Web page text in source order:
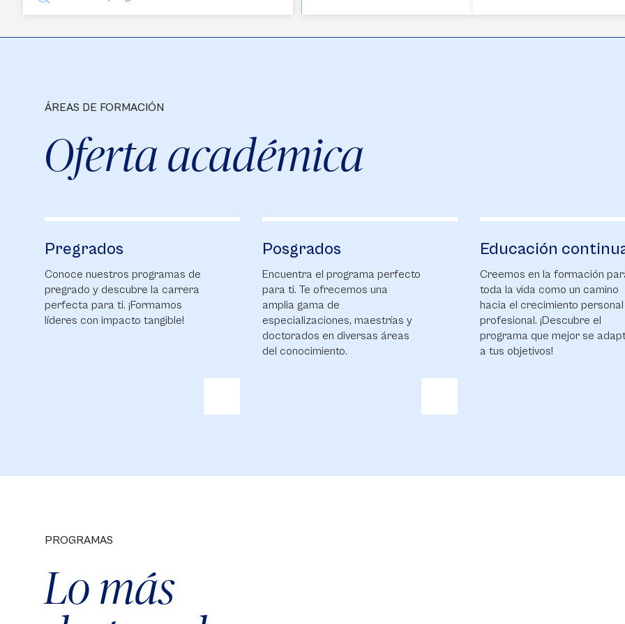
ÁREAS DE FORMACIÓN
Oferta académica
Pregrados
Conoce nuestros programas de
pregrado y descubre la carrera
perfecta para ti. ¡Formamos
líderes con impacto tangible!
Posgrados
Encuentra el programa perfecto
para ti. Te ofrecemos una
amplia gama de
especializaciones, maestrías y
doctorados en diversas áreas
del conocimiento.
Educación
Creemos en la formación
toda la vida como un camino
hacia el crecimiento
profesional. ¡Descubre el
programa que mejor se
a tus objetivos!
PROGRAMAS
Lo más